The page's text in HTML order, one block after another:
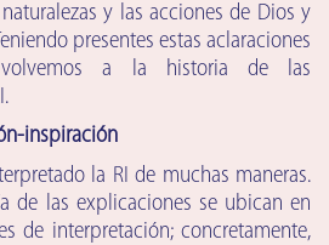
y las acciones de Dios y
presentes estas aclaraciones
volvemos a la historia de las
inspiración
la RI de muchas maneras.
de las explicaciones se ubican en
de interpretación; concretamente,